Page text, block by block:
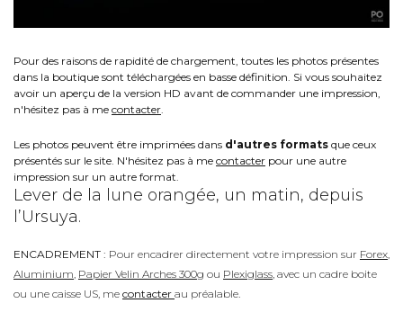
Pour des raisons de rapidité de chargement, toutes les photos présentes
dans la boutique sont téléchargées en basse définition. Si vous souhaitez
avoir un aperçu de la version HD avant de commander une impression,
n'hésitez pas à me contacter
Les photos peuvent être imprimées dans d'autres formats que ceux
présentés sur le site. N'hésitez pas à me contacter pour une autre
impression sur un autre format.
Lever de la lune orangée, un matin, depuis
l’Ursuya.
ENCADREMENT : Pour encadrer directement votre impression sur Forex
Aluminium Papier Velin Arches 300g ou Plexiglass , avec un cadre boite
ou une caisse US, me contacter au préalable.